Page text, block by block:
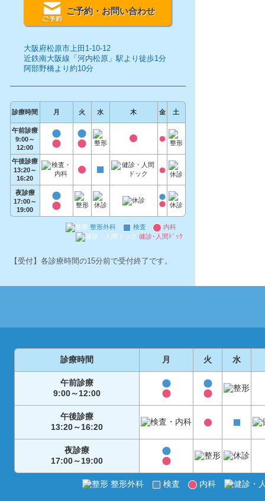
ご予約・お問い合わせ
大阪府松原市上田1-10-12
近鉄南大阪線「河内松原」駅より徒歩1分
阿部野橋より約10分
診療時間 月 火 水 木 金 土
整形外科 検査
内科
健診･人間ﾄﾞｯｸ
午前診療
9:00～
12:00
午後診療
13:20～
16:20
夜診療
17:00～
19:00
【受付】各診療時間の15分前で受付終了です。
診療時間 月 火 水
整形外科 検査 内科
午前診療
9:00～12:00
午後診療
13:20～16:20
夜診療
17:00～19:00